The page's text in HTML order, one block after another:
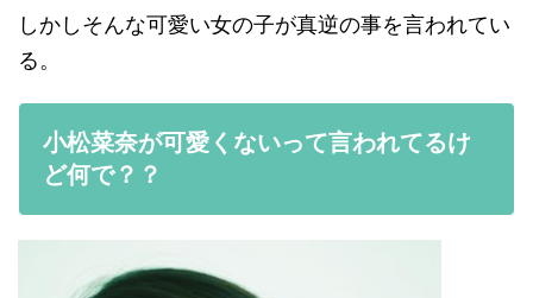
しかしそんな可愛い女の子が真逆の事を言われてい
る。
小松菜奈が可愛くないって言われてるけ
ど何で？？